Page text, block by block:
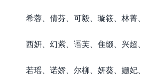
希蓉、倩芬、可毅、璇筱、林菁
西妍、幻紫、语芙、隹缀、兴超
若瑶、诺娇、尔柳、妍葵、姗妃